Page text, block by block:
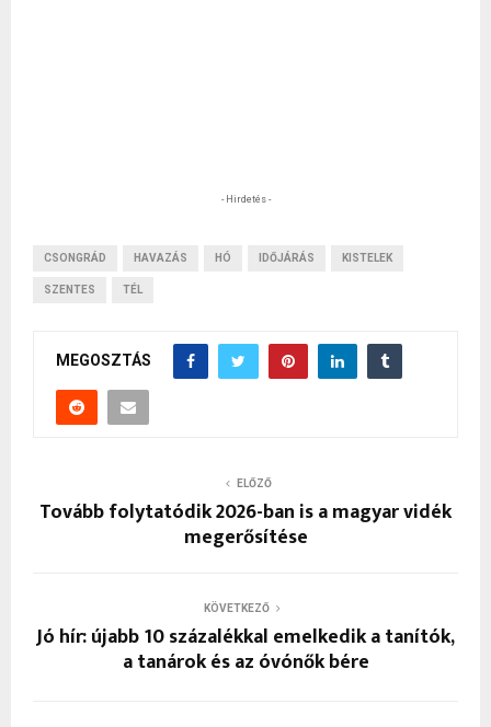
- Hirdetés -
CSONGRÁD HAVAZÁS HÓ IDŐJÁRÁS KISTELEK
SZENTES TÉL
MEGOSZTÁS
ELŐZŐ
Tovább folytatódik 2026-ban is a magyar vidék
megerősítése
KÖVETKEZŐ
Jó hír: újabb 10 százalékkal emelkedik a tanítók,
a tanárok és az óvónők bére